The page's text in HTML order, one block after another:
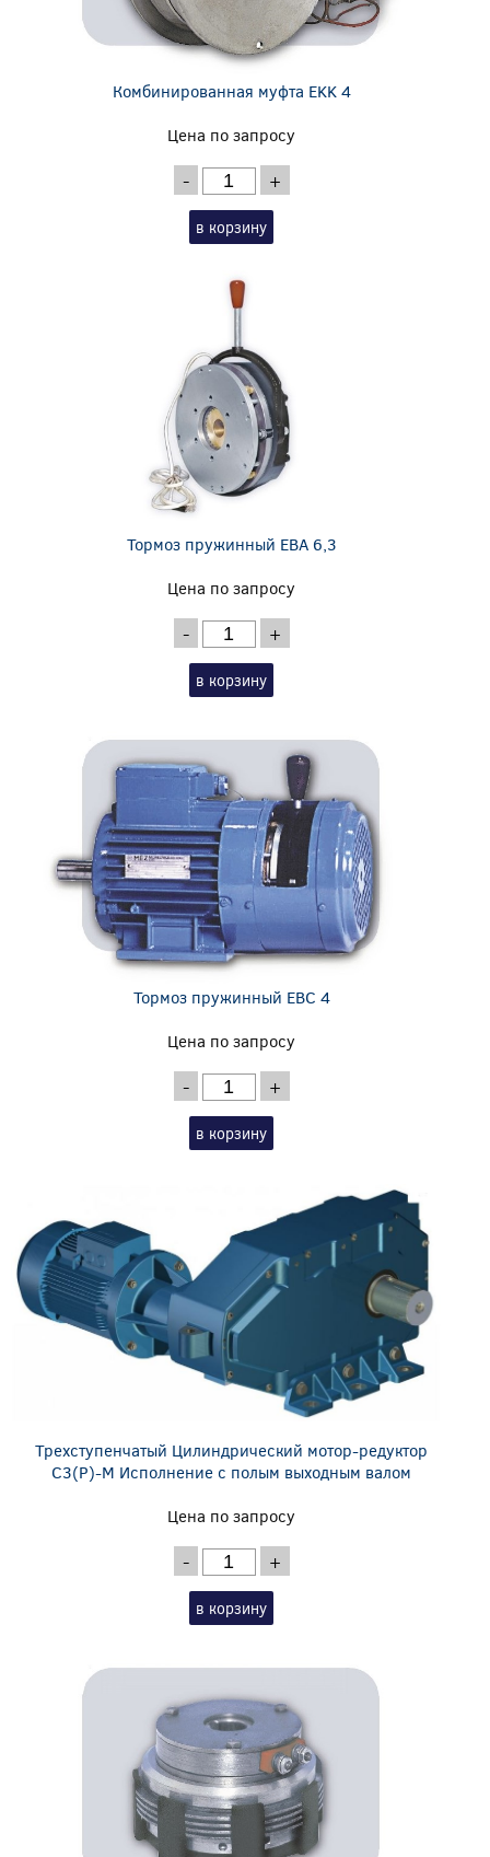
Комбинированная муфта EKK 4
Цена по запросу
- +
в корзину
Тормоз пружинный EBA 6,3
Цена по запросу
- +
в корзину
Тормоз пружинный EBC 4
Цена по запросу
- +
в корзину
Трехступенчатый Цилиндрический мотор-редуктор
C3(P)-M Исполнение с полым выходным валом
Цена по запросу
- +
в корзину